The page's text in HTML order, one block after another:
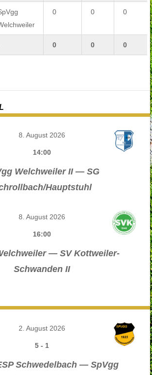
0 0 0
0 0 0
8. August 2026
14:00
Welchweiler II — SG
Hauptstuhl
8. August 2026
16:00
— SV Kottweiler-
Schwanden II
2. August 2026
5 - 1
Schwedelbach — SpVgg